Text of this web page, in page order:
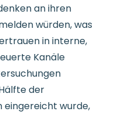
an ihren
würden, was
in interne,
Kanäle
der
eingereicht wurde,